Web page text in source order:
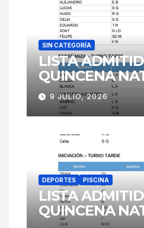
SIN CATEGORÍA
LISTA
QUINCENA
9 JULIO, 2026
DEPORTES PISCINA
LISTA
QUINCENA